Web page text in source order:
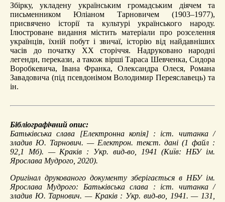
Збірку, укладену українським громадським діячем та
письменником Юліаном Тарновичем (1903–1977),
присвячено історії та культурі українського народу.
Ілюстроване видання містить матеріали про розселення
українців, їхній побут і звичаї, історію від найдавніших
часів до початку ХХ сторіччя. Надруковано народні
легенди, перекази, а також вірші Тараса Шевченка, Сидора
Воробкевича, Івана Франка, Олександра Олеся, Романа
Завадовича (під псевдонімом Володимир Переяславець) та
ін.
Бібліографічний опис:
Батьківська слава [Електронна копія] : іст. читанка /
зладив Ю. Тарнович. — Електрон. текст. дані (1 файл :
92,1 Мб). — Краків : Укр. вид-во, 1941 (Київ: НБУ ім.
Ярослава Мудрого, 2020).
Оригінал друкованого документу зберігається в НБУ ім.
Ярослава Мудрого: Батьківська слава : іст. читанка /
зладив Ю. Тарнович. — Краків : Укр. вид-во, 1941. — 131,